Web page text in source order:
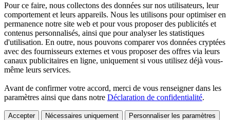
Pour ce faire, nous collectons des données sur nos utilisateurs, leur
comportement et leurs appareils. Nous les utilisons pour optimiser en
permanence notre site web et pour vous proposer des publicités et
contenus personnalisés, ainsi que pour analyser les statistiques
d'utilisation. En outre, nous pouvons comparer vos données cryptées
avec des fournisseurs externes et vous proposer des offres via leurs
canaux publicitaires en ligne, uniquement si vous utilisez déjà vous-
même leurs services.
Avant de confirmer votre accord, merci de vous renseigner dans les
paramètres ainsi que dans notre Déclaration de confidentialité.
Accepter Nécessaires uniquement Personnaliser les paramètres